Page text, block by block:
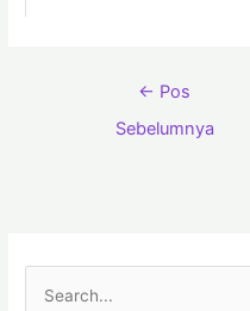
← Pos
Sebelumnya